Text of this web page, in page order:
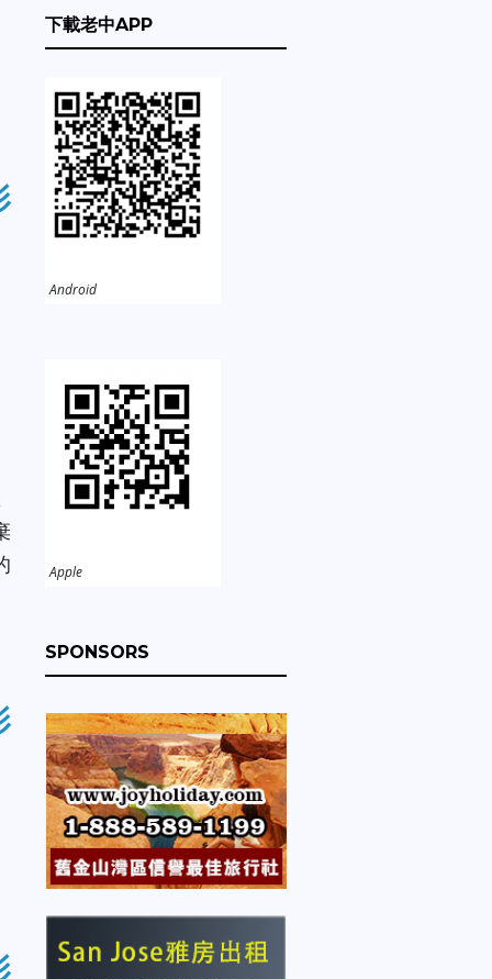
下載老中APP
Android
Apple
SPONSORS